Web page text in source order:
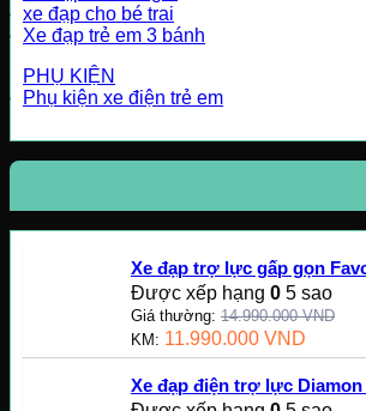
xe đạp cho bé trai
Xe đạp trẻ em 3 bánh
PHỤ KIỆN
Phụ kiện xe điện trẻ em
Xe đạp trợ lực gấp gọn
Được xếp hạng 0 5 sao
Giá thường: 14.990.000VND
KM: 11.990.000 VND
Xe đạp điện trợ lực